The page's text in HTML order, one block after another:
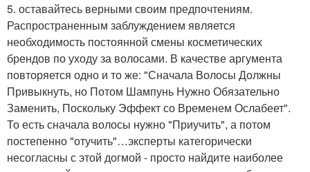
5. оставайтесь верными своим предпочтениям.
Распространенным заблуждением является
необходимость постоянной смены косметических
брендов по уходу за волосами. В качестве аргумента
повторяется одно и то же: "Сначала Волосы Должны
Привыкнуть, но Потом Шампунь Нужно Обязательно
Заменить, Поскольку Эффект со Временем Ослабеет".
То есть сначала волосы нужно "Приучить", а потом
постепенно "отучить"…эксперты категорически
несогласны с этой догмой - просто найдите наиболее